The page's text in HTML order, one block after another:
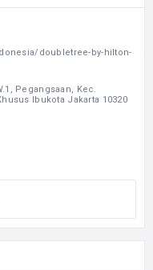
doubletree-by-hilton-
Pegangsaan, Kec.
Ibukota Jakarta 10320